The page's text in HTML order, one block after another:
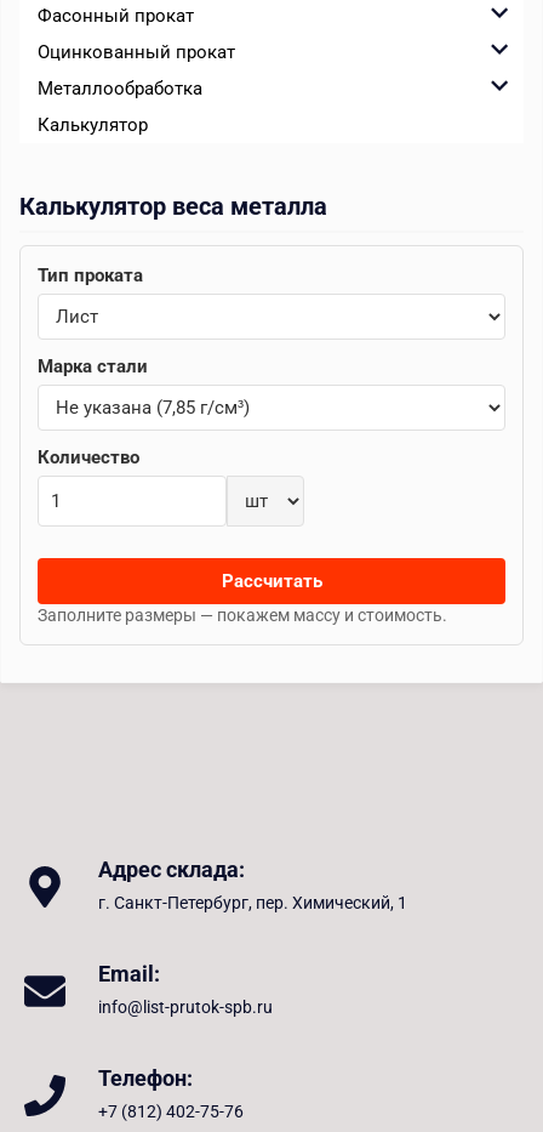
Фасонный прокат
Оцинкованный прокат
Металлообработка
Калькулятор
Калькулятор веса металла
Тип проката
Марка стали
Количество
Рассчитать
Заполните размеры — покажем массу и стоимость.
Адрес склада:
г. Санкт-Петербург, пер. Химический, 1
Email:
info@list-prutok-spb.ru
Телефон:
+7 (812) 402-75-76